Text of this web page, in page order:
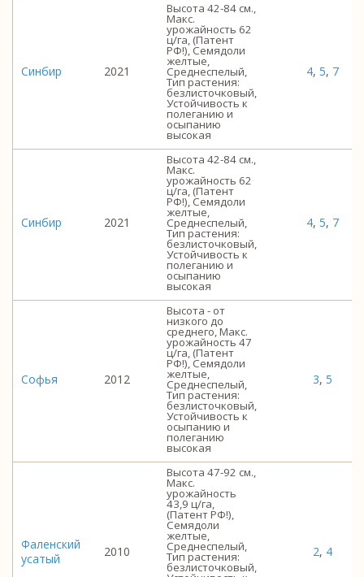
Синбир 2021
Высота 42-84 см.,
Макс.
урожайность 62
ц/га, (Патент
РФ!), Семядоли
желтые,
Среднеспелый,
Тип растения:
безлисточковый,
Устойчивость к
полеганию и
осыпанию
высокая
4, 5, 7
Синбир 2021
Высота 42-84 см.,
Макс.
урожайность 62
ц/га, (Патент
РФ!), Семядоли
желтые,
Среднеспелый,
Тип растения:
безлисточковый,
Устойчивость к
полеганию и
осыпанию
высокая
4, 5, 7
Софья 2012
Высота - от
низкого до
среднего, Макс.
урожайность 47
ц/га, (Патент
РФ!), Семядоли
желтые,
Среднеспелый,
Тип растения:
безлисточковый,
Устойчивость к
осыпанию и
полеганию
высокая
3, 5
Фаленский
усатый
2010
Высота 47-92 см.,
Макс.
урожайность
43,9 ц/га,
(Патент РФ!),
Семядоли
желтые,
Среднеспелый,
Тип растения:
безлисточковый,
2, 4